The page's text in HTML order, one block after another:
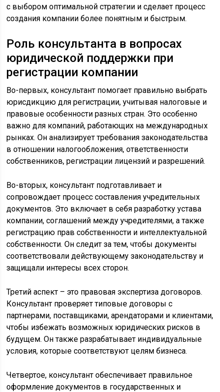
с выбором оптимальной стратегии и сделает процесс
создания компании более понятным и быстрым.
Роль консультанта в вопросах
юридической поддержки при
регистрации компании
Во-первых, консультант помогает правильно выбрать
юрисдикцию для регистрации, учитывая налоговые и
правовые особенности разных стран. Это особенно
важно для компаний, работающих на международных
рынках. Он анализирует требования законодательства
в отношении налогообложения, ответственности
собственников, регистрации лицензий и разрешений.
Во-вторых, консультант подготавливает и
сопровождает процесс составления учредительных
документов. Это включает в себя разработку устава
компании, соглашений между учредителями, а также
регистрацию прав собственности и интеллектуальной
собственности. Он следит за тем, чтобы документы
соответствовали действующему законодательству и
защищали интересы всех сторон.
Третий аспект – это правовая экспертиза договоров.
Консультант проверяет типовые договоры с
партнерами, поставщиками, арендаторами и клиентами,
чтобы избежать возможных юридических рисков в
будущем. Он также разрабатывает индивидуальные
условия, которые соответствуют целям бизнеса.
Четвертое, консультант обеспечивает правильное
оформление документов в государственных и